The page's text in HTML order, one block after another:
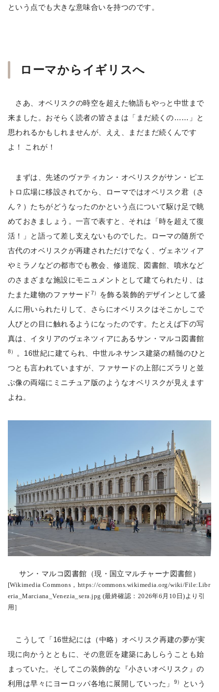
という点でも大きな意味合いを持つのです。
ローマからイギリスへ
さあ、オベリスクの時空を超えた物語もやっと中世まで
来ました。おそらく読者の皆さまは「まだ続くの……」と
思われるかもしれませんが、ええ、まだまだ続くんです
よ！ これが！
まずは、先述のヴァティカン・オベリスクがサン・ピエ
トロ広場に移設されてから、ローマではオベリスク君（さ
ん？）たちがどうなったのかという点について駆け足で眺
めておきましょう。一言で表すと、それは「時を超えて復
活！」と語って差し支えないものでした。ローマの随所で
古代のオベリスクが再建されただけでなく、ヴェネツィア
やミラノなどの都市でも教会、修道院、図書館、噴水など
のさまざまな施設にモニュメントとして建てられたり、は
たまた建物のファサード 7）
を飾る装飾的デザインとして盛
んに用いられたりして、さらにオベリスクはそこかしこで
人びとの目に触れるようになったのです。たとえば下の写
真は、イタリアのヴェネツィアにあるサン・マルコ図書館
8）
。16世紀に建てられ、中世ルネサンス建築の精髄のひと
つとも言われていますが、ファサードの上部にズラリと並
ぶ像の両端にミニチュア版のようなオベリスクが見えます
よね。
サン・マルコ図書館（現・国立マルチャーナ図書館）
[Wikimedia Commons，https://commons.wikimedia.org/wiki/File:Libr
eria_Marciana_Venezia_sera.jpg (最終確認：2026年6月10日)より引
用］
こうして「16世紀には（中略）オベリスク再建の夢が実
現に向かうとともに、その意匠を建築にあしらうことも始
まっていた。そしてこの装飾的な『小さいオベリスク』の
利用は早々にヨーロッパ各地に展開していった」
9）
という